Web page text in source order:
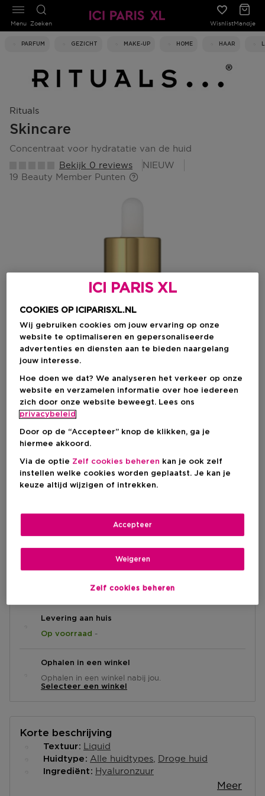
Zoeken WishlistMandje
PARFUM GEZICHT MAKE-UP HOME HAAR
Menu
Rituals
Skincare
concentraat voor hydratatie van de huid
Bekijk 0 reviews
NIEUW
19 Beauty Member Punten
Kies je formaat
20 ML Op voorraad
€ 19,90
IN WINKELMANDJE
Levering aan huis
Op voorraad -
Ophalen in een winkel
Ophalen in een winkel nabij jou.
Selecteer een winkel
Korte beschrijving
Textuur Liquid
Huidtype Alle huidtypes Droge huid
Ingrediënt Hyaluronzuur
Meer
ICI PARIS XL
COOKIES OP ICIPARISXL.NL
Wij gebruiken cookies om jouw ervaring op onze
website te optimaliseren en gepersonaliseerde
advertenties en diensten aan te bieden naargelang
jouw interesse.
Hoe doen we dat? We analyseren het verkeer op onze
website en verzamelen informatie over hoe iedereen
zich door onze website beweegt. Lees ons
privacybeleid
Door op de “Accepteer” knop de klikken, ga je
hiermee akkoord.
Via de optie Zelf cookies beheren kan je ook zelf
instellen welke cookies worden geplaatst. Je kan je
keuze altijd wijzigen of intrekken.
Zelf cookies beheren
Weigeren
Accepteer